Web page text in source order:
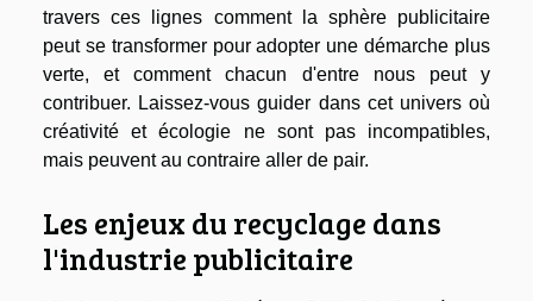
travers ces lignes comment la sphère publicitaire
peut se transformer pour adopter une démarche plus
verte, et comment chacun d'entre nous peut y
contribuer. Laissez-vous guider dans cet univers où
créativité et écologie ne sont pas incompatibles,
mais peuvent au contraire aller de pair.
Les enjeux du recyclage dans
l'industrie publicitaire